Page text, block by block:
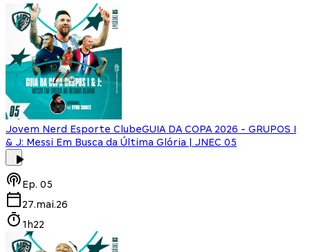
Jovem Nerd Esporte ClubeGUIA DA COPA 2026 - GRUPOS I
& J: Messi Em Busca da Última Glória | JNEC 05
Ep. 05
27.mai.26
1h22